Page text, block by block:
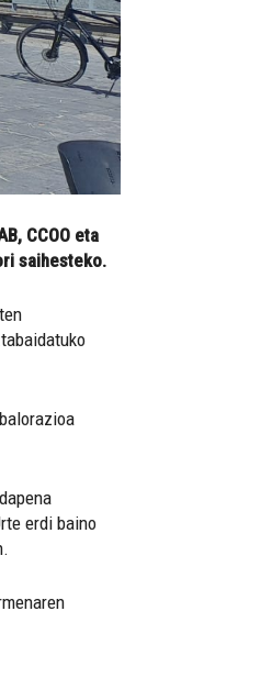
CCOO eta
saihesteko.
erdi baino